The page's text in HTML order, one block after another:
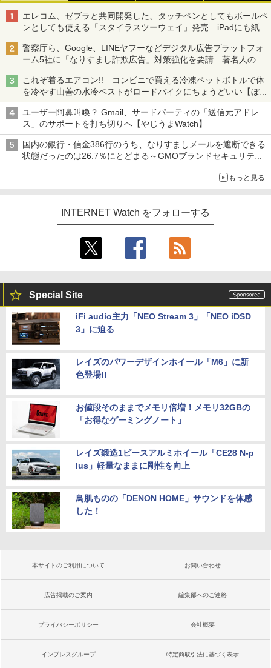
エレコム、ゼブラと共同開発した、タッチペンとしてもボールペ
ンとしても使える「スタイラスツーウェイ」発売 iPadにも紙に
も、持ち替えずに書き込める
警察庁ら、Google、LINEヤフーなどデジタル広告プラットフォ
ーム5社に「なりすまし詐欺広告」対策強化を要請 著名人の写
真や映像を使った投資詐欺などへの対策として
これぞ着るエアコン!! コンビニで買える冷凍ペットボトルで体
を冷やす山善の水冷ベストがロードバイクにちょうどいい【ぼっ
ち・ざ・ろーど！その14】【空いた時間でなにしてる？】
ユーザー阿鼻叫喚？ Gmail、サードパーティの「送信元アドレ
ス」のサポートを打ち切りへ【やじうまWatch】
国内の銀行・信金386行のうち、なりすましメールを遮断できる
状態だったのは26.7％にとどまる～GMOブランドセキュリティ
もっと見る
INTERNET Watch をフォローする
Special Site
iFi audio主力「NEO Stream 3」「NEO iDSD
3」に迫る
レイズのパワーデザインホイール「M6」に新
色登場!!
お値段そのままでメモリ倍増！メモリ32GBの
「お得なゲーミングノート」
レイズ鍛造1ピースアルミホイール「CE28 N-p
lus」軽量なままに剛性を向上
鳥肌ものの「DENON HOME」サウンドを体感
した！
本サイトのご利用について お問い合わせ
広告掲載のご案内 編集部へのご連絡
プライバシーポリシー 会社概要
インプレスグループ 特定商取引法に基づく表示